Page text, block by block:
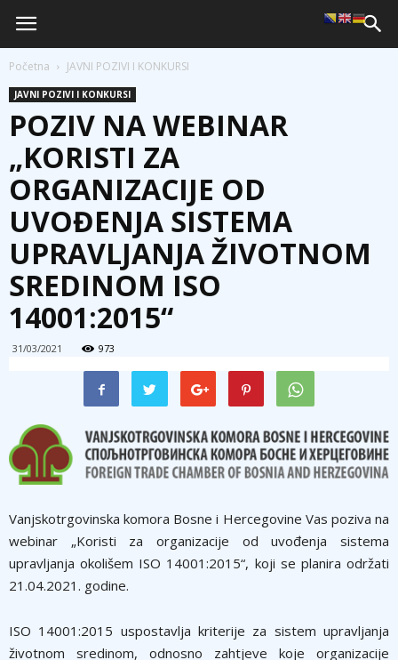
Početna JAVNI POZIVI I KONKURSI
JAVNI POZIVI I KONKURSI
POZIV NA WEBINAR
„KORISTI ZA
ORGANIZACIJE OD
UVOĐENJA SISTEMA
UPRAVLJANJA ŽIVOTNOM
SREDINOM ISO
14001:2015“
31/03/2021 973
Vanjskotrgovinska komora Bosne i Hercegovine Vas poziva na
webinar „Koristi za organizacije od uvođenja sistema
upravljanja okolišem ISO 14001:2015“, koji se planira održati
21.04.2021. godine.
ISO 14001:2015 uspostavlja kriterije za sistem upravljanja
životnom sredinom, odnosno zahtjeve koje organizacije